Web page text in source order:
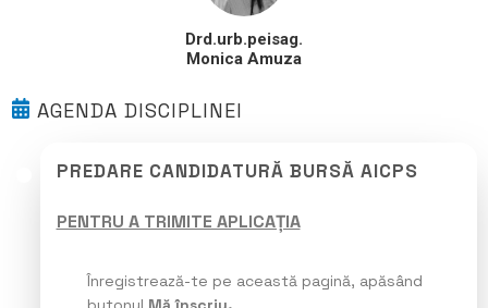
Drd.urb.peisag.
Monica Amuza
AGENDA DISCIPLINEI
PREDARE CANDIDATURĂ BURSĂ AICPS
PENTRU A TRIMITE APLICAȚIA
Înregistrează-te pe această pagină, apăsând